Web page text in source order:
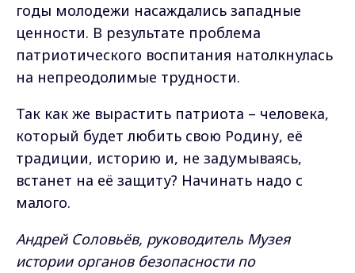
годы молодежи насаждались западные
ценности. В результате проблема
патриотического воспитания натолкнулась
на непреодолимые трудности.
Так как же вырастить патриота – человека,
который будет любить свою Родину, её
традиции, историю и, не задумываясь,
встанет на её защиту? Начинать надо с
малого.
Андрей Соловьёв, руководитель Музея
истории органов безопасности по